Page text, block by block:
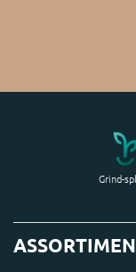
Grind-